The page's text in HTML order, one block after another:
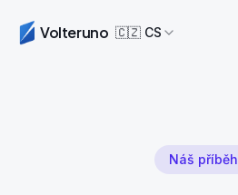
Volteruno 🇨🇿 CS
Náš příběh